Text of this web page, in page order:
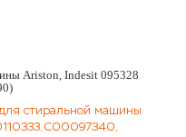
Ariston, Indesit 095328